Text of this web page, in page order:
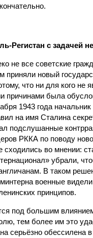
Регистан с задачей
не все советские
приняли новый
что ни для кого не
причинами была
1943 года
на имя Сталина
подслушанные
РККА по поводу
сходились во мнении:
убрали,
В таком
военные
принципов.
под большим
тем более им это
серьёзно обессилена